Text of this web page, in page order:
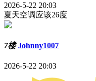
2026-5-22 20:03
夏天空调应该26度
7楼 Johnny1007
2026-5-22 20:03